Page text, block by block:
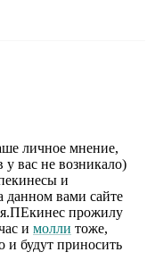
личное мнение,
вас не возникало)
и
данном вами сайте
прожилу
и молли тоже,
и будут приносить